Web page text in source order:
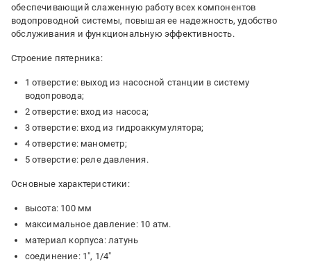
обеспечивающий слаженную работу всех компонентов
водопроводной системы, повышая ее надежность, удобство
обслуживания и функциональную эффективность.
Строение пятерника:
1 отверстие: выход из насосной станции в систему
водопровода;
2 отверстие: вход из насоса;
3 отверстие: вход из гидроаккумулятора;
4 отверстие: манометр;
5 отверстие: реле давления.
Основные характеристики:
высота: 100 мм
максимальное давление: 10 атм.
материал корпуса: латунь
соединение: 1", 1/4"